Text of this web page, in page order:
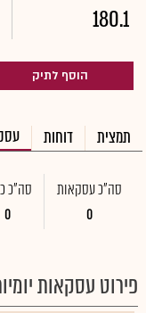
180.1
הוסף לתיק
תמצית דוחות
סה"כ עסקאות
0
סה"כ
0
פירוט עסקאות